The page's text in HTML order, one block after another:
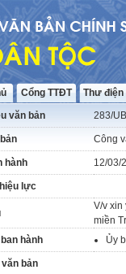
Cổng TTĐT Thư
văn bản 283/
Công
hành 12/03/
lực
V/v xin
miền
hành
Ủy
bản